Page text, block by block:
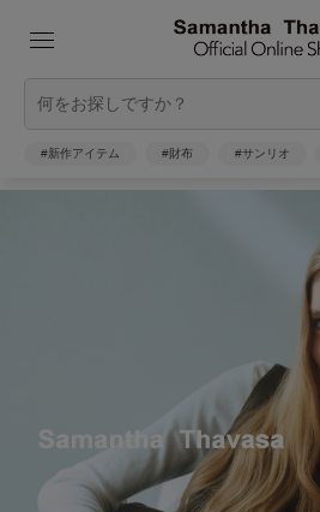
#新作アイテム #財布 #サンリオ